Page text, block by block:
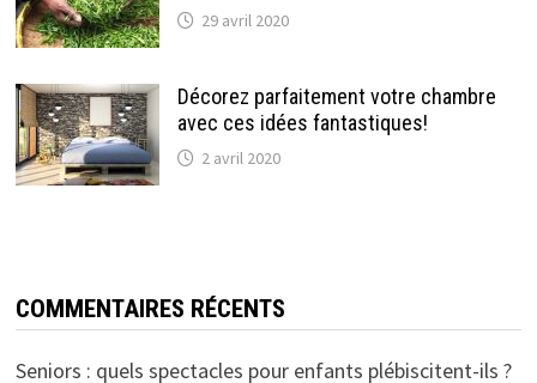
29 avril 2020
Décorez parfaitement votre chambre
avec ces idées fantastiques!
2 avril 2020
COMMENTAIRES RÉCENTS
Seniors : quels spectacles pour enfants plébiscitent-ils ?